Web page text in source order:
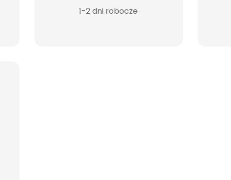
1-2 dni robocze